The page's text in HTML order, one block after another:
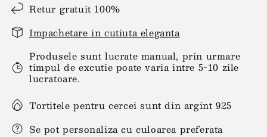
Retur gratuit 100%
Impachetare in cutiuta eleganta
Produsele sunt lucrate manual, prin urmare
timpul de excutie poate varia intre 5-10 zile
lucratoare.
Tortitele pentru cercei sunt din argint 925
Se pot personaliza cu culoarea preferata